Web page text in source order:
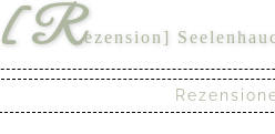
[Rezension]